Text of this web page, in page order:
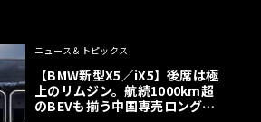
ニュース＆トピックス
【BMW新型X5／iX5】後席は極
上のリムジン。航続1000km超
のBEVも揃う中国専売ロング仕